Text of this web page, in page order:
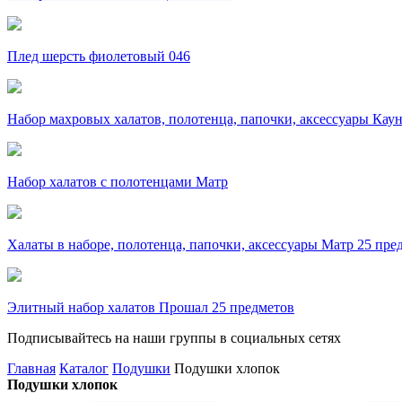
Плед шерсть фиолетовый 046
Набор махровых халатов, полотенца, папочки, аксессуары
Набор халатов с полотенцами Матр
Халаты в наборе, полотенца, папочки, аксессуары Матр 25
Элитный набор халатов Прошал 25 предметов
Подписывайтесь на наши группы в социальных сетях
Главная Каталог Подушки Подушки хлопок
Подушки хлопок